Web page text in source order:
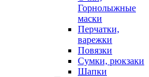
Горнолыжные
маски
Перчатки,
варежки
Повязки
Сумки, рюкзаки
Шапки